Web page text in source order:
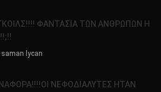
ΦΑΝΤΑΣΙΑ ΤΩΝ ΑΝΘΡΩΠΩΝ Η
saman lycan
ΝΕΦΟΔΙΑΛΥΤΕΣ ΗΤΑΝ